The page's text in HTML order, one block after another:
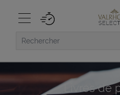
Livres de